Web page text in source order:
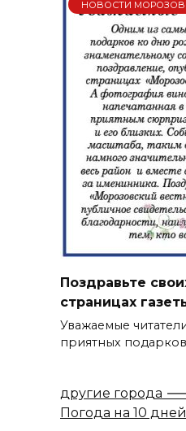
НОВОСТИ
Поздравьте
страницах
Уважаемые
приятных подарков
другие
Погода на 10